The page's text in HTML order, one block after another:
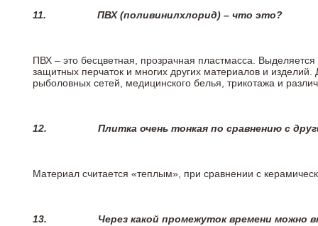
11. ПВХ (поливинилхлорид) – что это?
ПВХ – это бесцветная, прозрачная пластмасса.
защитных перчаток и многих других материалов и
рыболовных сетей, медицинского белья, трикотажа и
12. Плитка очень тонкая по сравнению с
Материал считается «теплым», при сравнении с
13. Через какой промежуток времени можно